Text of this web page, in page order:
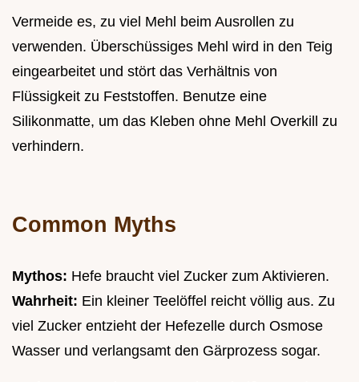
Vermeide es, zu viel Mehl beim Ausrollen zu
verwenden. Überschüssiges Mehl wird in den Teig
eingearbeitet und stört das Verhältnis von
Flüssigkeit zu Feststoffen. Benutze eine
Silikonmatte, um das Kleben ohne Mehl Overkill zu
verhindern.
Common Myths
Mythos: Hefe braucht viel Zucker zum Aktivieren.
Wahrheit: Ein kleiner Teelöffel reicht völlig aus. Zu
viel Zucker entzieht der Hefezelle durch Osmose
Wasser und verlangsamt den Gärprozess sogar.